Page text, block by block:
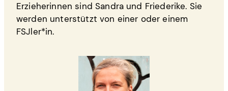
Erzieherinnen sind Sandra und Friederike. Sie
werden unterstützt von einer oder einem
FSJler*in.